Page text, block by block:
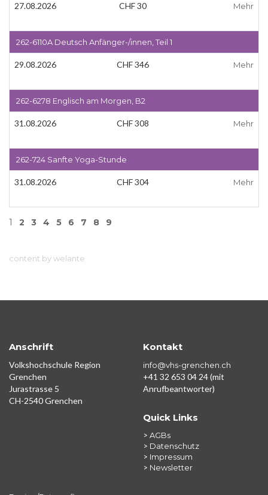
27.08.2026 CHF 30 Mehr
262-6110A Deutsch Anfänger-/innen, Teil 1
29.08.2026 CHF 346 Mehr
262-6278 Englisch am Morgen, B2
31.08.2026 CHF 308 Mehr
262-724 Sanfte Yoga-Stunde
31.08.2026 CHF 304 Mehr
1 2 3 4 5 6 7 8 9
content by welante
Anschrift
Volkshochschule Region
Grenchen
Jurastrasse 5
CH-2540 Grenchen
Kontakt
info@vhs-grenchen.ch
+41 32 653 04 24 (mit
Anrufbeantworter)
Quick Links
> AGBs
> Datenschutz
> Impressum
> Newsletter